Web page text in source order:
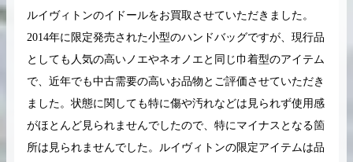
バーキン相場解説 ケリー相場解
コラムをさらにみる
ルイヴィトンのイドールをお買取させていただきました。
2014年に限定発売された小型のハンドバッグですが、現行品
としても人気の高いノエやネオノエと同じ巾着型のアイテム
で、近年でも中古需要の高いお品物とご評価させていただき
ました。状態に関しても特に傷や汚れなどは見られず使用感
がほとんど見られませんでしたので、特にマイナスとなる箇
所は見られませんでした。ルイヴィトンの限定アイテムは品